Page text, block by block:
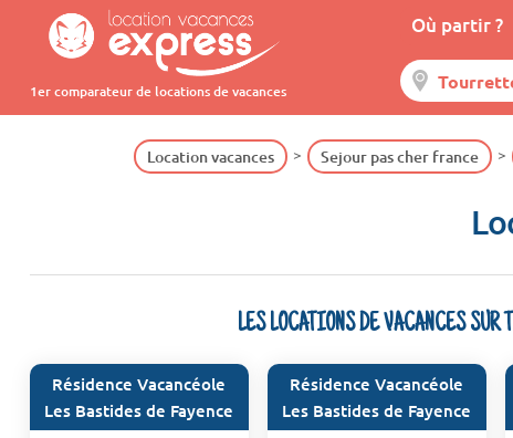
1er comparateur de locations de vacances
Où partir ?
Location vacances Sejour pas cher france
LES LOCATIONS DE VACANCES SUR
Résidence Vacancéole
Les Bastides de Fayence
Résidence Vacancéole
Les Bastides de Fayence